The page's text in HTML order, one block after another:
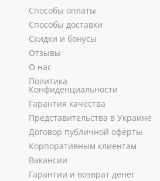
Способы оплаты
Способы доставки
Скидки и бонусы
Отзывы
О нас
Политика
Конфиденциальности
Гарантия качества
Представительства в Украине
Договор публичной оферты
Корпоративным клиентам
Вакансии
Гарантии и возврат денег